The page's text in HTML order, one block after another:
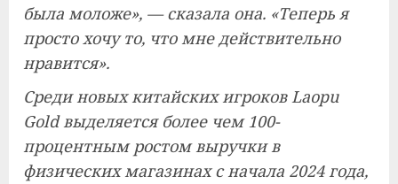
была моложе», — сказала она. «Теперь я
просто хочу то, что мне действительно
нравится».
Среди новых китайских игроков Laopu
Gold выделяется более чем 100-
процентным ростом выручки в
физических магазинах с начала 2024 года,